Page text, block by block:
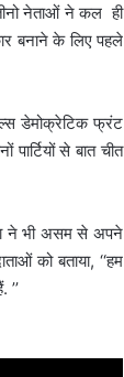
नेताओं ने कल ही
बनाने के लिए पहले
डेमोक्रेटिक फ्रंट
से बात चीत
ने भी असम से अपने
को बताया, ‘‘हम